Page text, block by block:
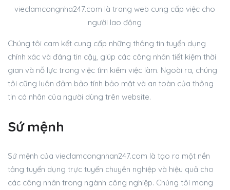
vieclamcongnha247.com là trang web cung cấp việc cho
người lao động
Chúng tôi cam kết cung cấp những thông tin tuyển dụng
chính xác và đáng tin cậy, giúp các công nhân tiết kiệm thời
gian và nỗ lực trong việc tìm kiếm việc làm. Ngoài ra, chúng
tôi cũng luôn đảm bảo tính bảo mật và an toàn của thông
tin cá nhân của người dùng trên website.
Sứ mệnh
Sứ mệnh của vieclamcongnhan247.com là tạo ra một nền
tảng tuyển dụng trực tuyến chuyên nghiệp và hiệu quả cho
các công nhân trong ngành công nghiệp. Chúng tôi mong